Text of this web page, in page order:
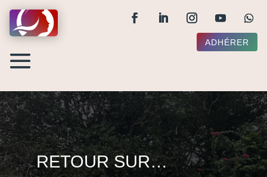
ADHÉRER
RETOUR SUR…